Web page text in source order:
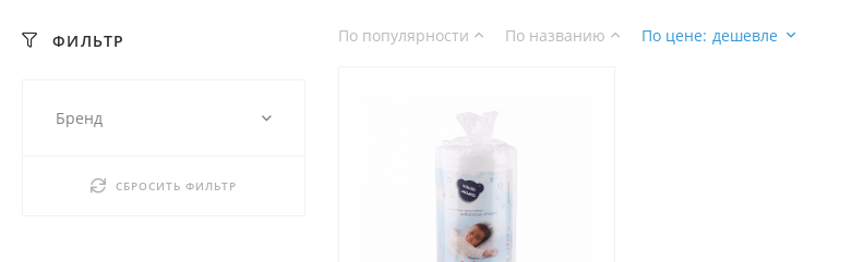
ФИЛЬТР
Бренд
СБРОСИТЬ ФИЛЬТР
По популярности По названию По цене: дешевле